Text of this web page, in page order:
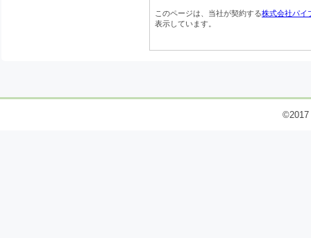
このページは、当社が契約する株式会社パイ
表示しています。
©2017